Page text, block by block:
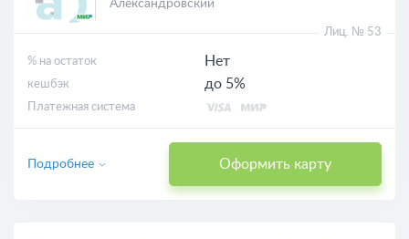
Александровский
Лиц. № 53
% на остаток Нет
кешбэк до 5%
Платежная система
Оформить карту
Подробнее